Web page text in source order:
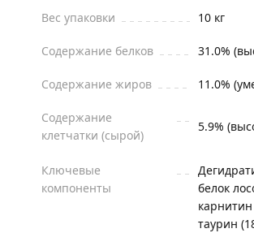
Вес упаковки 10 кг
Содержание белков 31.0%
Содержание жиров 11.0%
Содержание
клетчатки (сырой)
5.9%
Ключевые
компоненты
белок
карнитин
таурин